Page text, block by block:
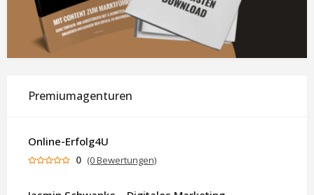
Premiumagenturen
Online-Erfolg4U
0 (0 Bewertungen)